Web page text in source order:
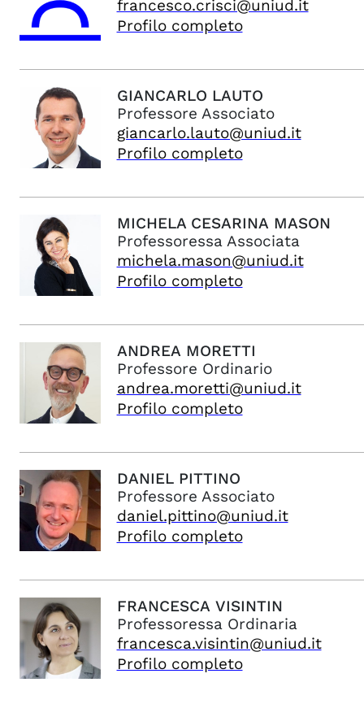
francesco.crisci@uniud.it
Profilo completo
GIANCARLO LAUTO
Professore Associato
giancarlo.lauto@uniud.it
Profilo completo
MICHELA CESARINA MASON
Professoressa Associata
michela.mason@uniud.it
Profilo completo
ANDREA MORETTI
Professore Ordinario
andrea.moretti@uniud.it
Profilo completo
DANIEL PITTINO
Professore Associato
daniel.pittino@uniud.it
Profilo completo
FRANCESCA VISINTIN
Professoressa Ordinaria
francesca.visintin@uniud.it
Profilo completo